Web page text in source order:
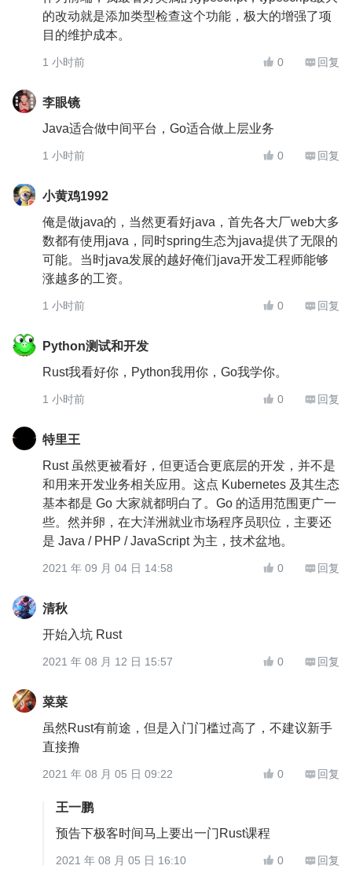
的改动就是添加类型检查这个功能，极大的增强了项
目的维护成本。
1 小时前  0  回复
李眼镜
Java适合做中间平台，Go适合做上层业务
1 小时前  0  回复
小黄鸡1992
俺是做java的，当然更看好java，首先各大厂web大多
数都有使用java，同时spring生态为java提供了无限的
可能。当时java发展的越好俺们java开发工程师能够
涨越多的工资。
1 小时前  0  回复
Python测试和开发
Rust我看好你，Python我用你，Go我学你。
1 小时前  0  回复
特里王
Rust 虽然更被看好，但更适合更底层的开发，并不是
和用来开发业务相关应用。这点 Kubernetes 及其生态
基本都是 Go 大家就都明白了。Go 的适用范围更广一
些。然并卵，在大洋洲就业市场程序员职位，主要还
是 Java / PHP / JavaScript 为主，技术盆地。
2021 年 09 月 04 日 14:58  0  回复
清秋
开始入坑 Rust
2021 年 08 月 12 日 15:57  0  回复
菜菜
虽然Rust有前途，但是入门门槛过高了，不建议新手
直接撸
2021 年 08 月 05 日 09:22  0  回复
王一鹏
预告下极客时间马上要出一门Rust课程
2021 年 08 月 05 日 16:10  0  回复